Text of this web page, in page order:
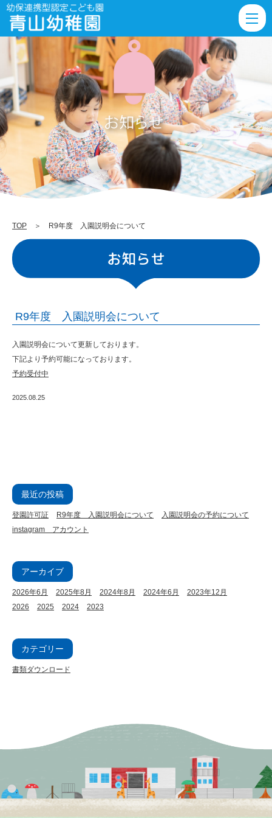
年
度
園
説
明
会
に
つ
て
|
薩
摩
内
市
の
こ
「青
TOP ＞ R9年度 入園説明会について
お知らせ
R9年度 入園説明会について
入園説明会について更新しております。
下記より予約可能になっております。
予約受付中
2025.08.25
最近の投稿
登園許可証 R9年度 入園説明会について
入園説明会の予約について
instagram アカウント
アーカイブ
2026年6月 2025年8月 2024年8月 2024年6月
2023年12月
2026
2025 2024 2023
カテゴリー
書類ダウンロード